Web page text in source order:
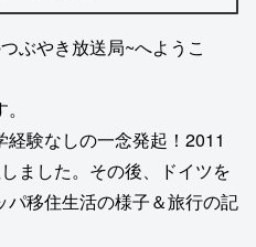
ぶやき放送局~へようこ
験なしの一念発起！2011
ました。その後、ドイツを
移住生活の様子＆旅行の記